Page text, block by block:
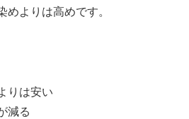
めよりは高めです。
りは安い
減る